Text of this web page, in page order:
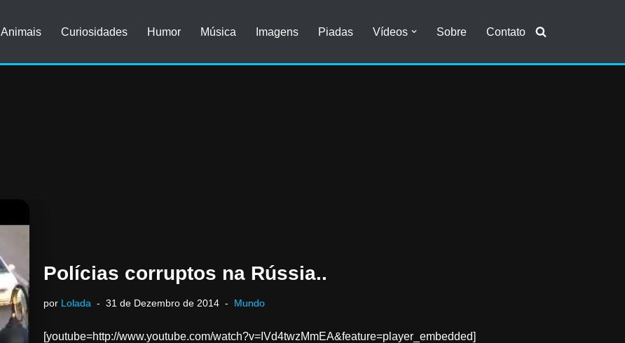
Animais Curiosidades Humor Música Imagens Piadas Vídeos Sobre Contato
Polícias corruptos na Rússia..
por Lolada 31 de Dezembro de 2014 Mundo
[youtube=http://www.youtube.com/watch?v=IVd4twzMmEA&feature=player_embedded]